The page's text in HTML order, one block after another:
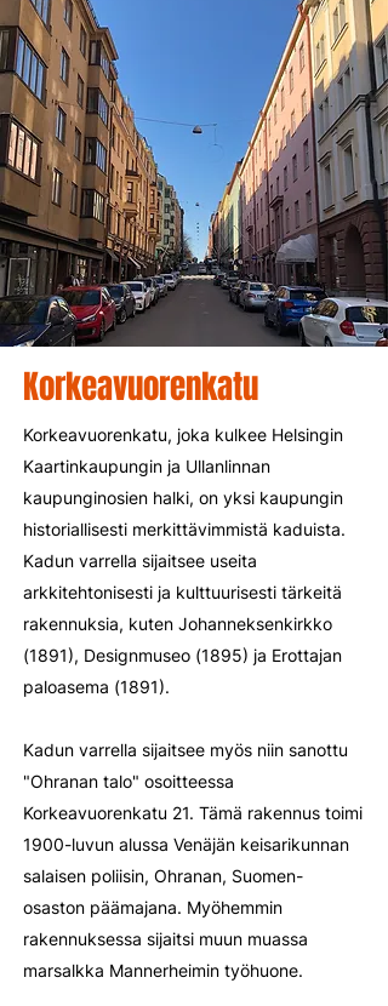
Korkeavuorenkatu
Korkeavuorenkatu, joka kulkee Helsingin
Kaartinkaupungin ja Ullanlinnan
kaupunginosien halki, on yksi kaupungin
historiallisesti merkittävimmistä kaduista.
Kadun varrella sijaitsee useita
arkkitehtonisesti ja kulttuurisesti tärkeitä
rakennuksia, kuten Johanneksenkirkko
(1891), Designmuseo (1895) ja Erottajan
paloasema (1891).
Kadun varrella sijaitsee myös niin sanottu
"Ohranan talo" osoitteessa
Korkeavuorenkatu 21. Tämä rakennus toimi
1900-luvun alussa Venäjän keisarikunnan
salaisen poliisin, Ohranan, Suomen-
osaston päämajana. Myöhemmin
rakennuksessa sijaitsi muun muassa
marsalkka Mannerheimin työhuone.